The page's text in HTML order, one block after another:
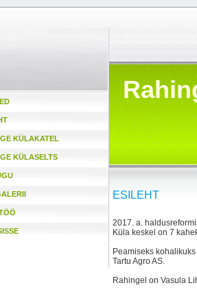
KÜLAKATEL
KÜLASELTS
ESILEHT
2017. a.
Küla keskel on 7
Peamiseks
Tartu Agro AS.
Rahingel on Vasula